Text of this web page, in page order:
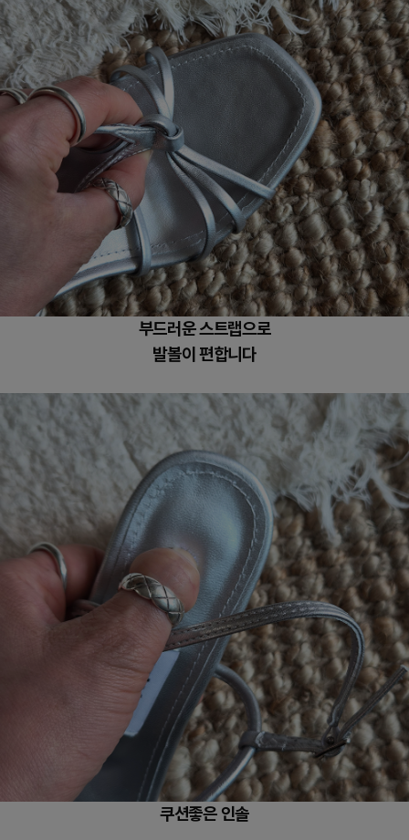
부드러운 스트랩으로
발볼이 편합니다
쿠션좋은 인솔